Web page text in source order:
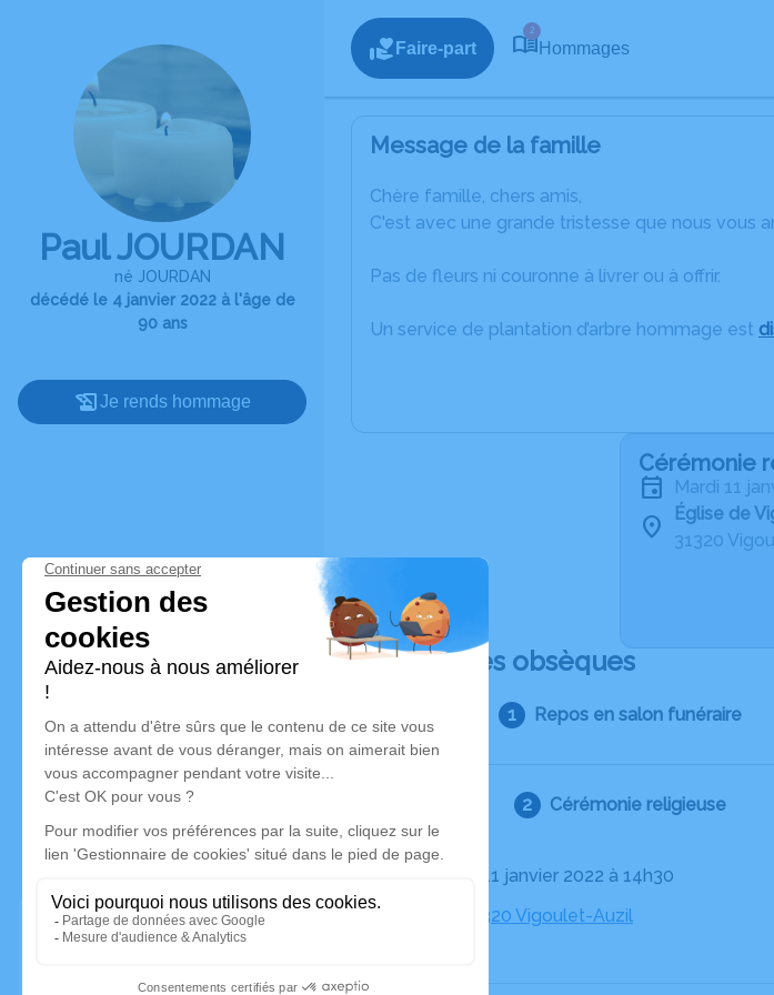
Paul JOURDAN
né JOURDAN
décédé le 4 janvier 2022 à l'âge de
90 ans
Je rends hommage
Faire-part
2
Hommages
Message de la famille
Chère famille, chers amis,
C'est avec une grande tristesse que nous vous
Pas de fleurs ni couronne à livrer ou à offrir.
Un service de plantation d’arbre hommage est
Cérémonie
mardi 11
Église de
31320
Déroulé des obsèques
Repos en salon funéraire
Cérémonie religieuse
Le mardi 11 janvier 2022 à 14h30
Église, 31320 Vigoulet-Auzil